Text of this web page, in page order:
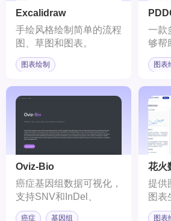
Excalidraw
手绘风格绘制简单的流程
图、草图和图表。
图表绘制
一款
够帮
制各
图表
Oviz-Bio
癌症基因组数据可视化，
支持SNV和InDel、
CNV、SV分析。
癌症 基因组
花火
提供
图表
图表